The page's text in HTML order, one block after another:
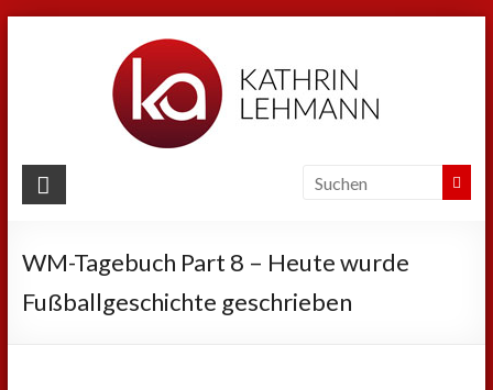
Kathrin
Sport
Business
WM-Tagebuch Part 8 – Heute wurde
Fußballgeschichte geschrieben